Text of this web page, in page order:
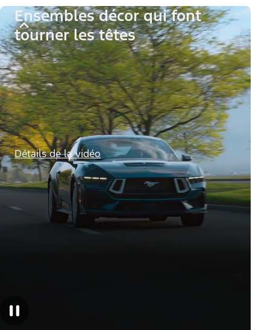
Ensembles décor qui font
tourner les têtes
Détails de la vidéo